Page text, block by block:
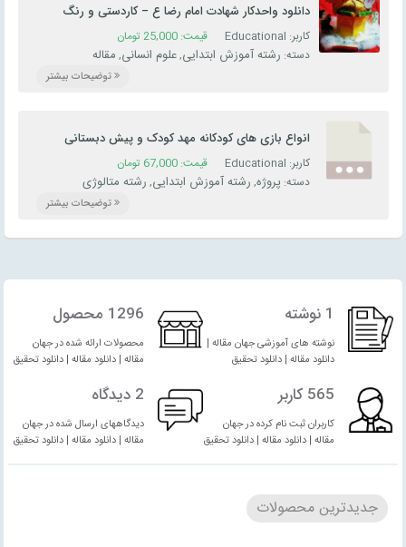
دانلود واحدکار شهادت امام رضا ع – کاردستی و رنگ
آمیزی برای مهد کودک و پیش دبستانی
کاربر: Educational قیمت: 25,000 تومان
دسته: رشته آموزش ابتدایی,علوم انسانی, مقاله
توضیحات بیشتر
انواع بازی های کودکانه مهد کودک و پیش دبستانی
کاربر: Educational قیمت: 67,000 تومان
دسته: پروژه, رشته آموزش ابتدایی, رشته متالوژی
توضیحات بیشتر
1 نوشته
نوشته های آموزشی جهان مقاله |
دانلود مقاله | دانلود تحقیق
1296 محصول
محصولات ارائه شده در جهان
مقاله | دانلود مقاله | دانلود تحقیق
565 کاربر
کاربران ثبت نام کرده در جهان
مقاله | دانلود مقاله | دانلود تحقیق
2 دیدگاه
دیدگاههای ارسال شده در جهان
مقاله | دانلود مقاله | دانلود تحقیق
جدیدترین محصولات